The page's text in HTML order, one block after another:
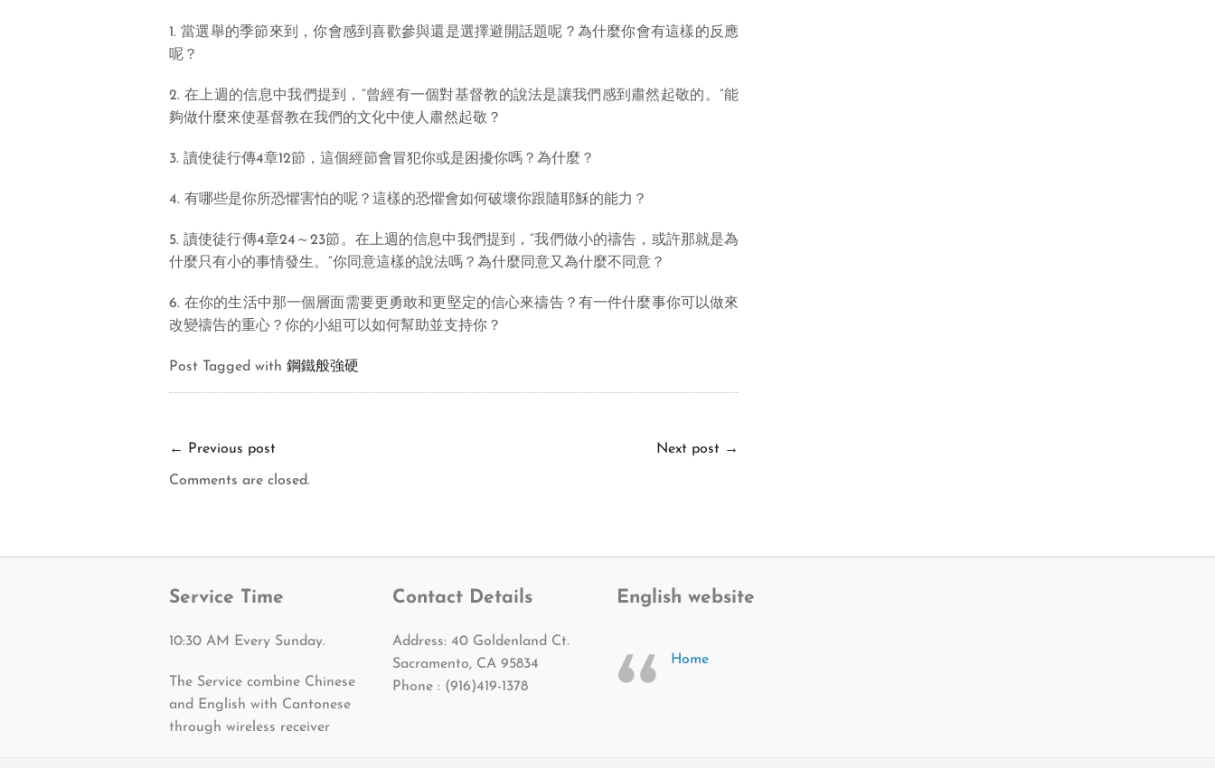
1. 當選舉的季節來到，你會感到喜歡參與還是選擇避開話題呢？為什麼你會有這樣的反應
呢？
2. 在上週的信息中我們提到，“曾經有一個對基督教的說法是讓我們感到肅然起敬的。”能
夠做什麼來使基督教在我們的文化中使人肅然起敬？
3. 讀使徒行傳4章12節，這個經節會冒犯你或是困擾你嗎？為什麼？
4. 有哪些是你所恐懼害怕的呢？這樣的恐懼會如何破壞你跟隨耶穌的能力？
5. 讀使徒行傳4章24～23節。在上週的信息中我們提到，“我們做小的禱告，或許那就是為
什麼只有小的事情發生。”你同意這樣的說法嗎？為什麼同意又為什麼不同意？
6. 在你的生活中那一個層面需要更勇敢和更堅定的信心來禱告？有一件什麼事你可以做來
改變禱告的重心？你的小組可以如何幫助並支持你？
Post Tagged with 鋼鐵般強硬
← Previous post Next post →
Comments are closed.
Service Time
10:30 AM Every Sunday.
The Service combine Chinese
and English with Cantonese
through wireless receiver
Contact Details
Address: 40 Goldenland Ct.
Sacramento, CA 95834
Phone : (916)419-1378
English website
Home